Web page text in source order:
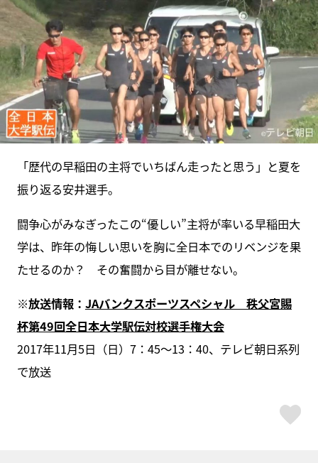
「歴代の早稲田の主将でいちばん走ったと思う」と夏を
振り返る安井選手。
闘争心がみなぎったこの“優しい”主将が率いる早稲田大
学は、昨年の悔しい思いを胸に全日本でのリベンジを果
たせるのか？ その奮闘から目が離せない。
※放送情報： JAバンクスポーツスペシャル 秩父宮賜
杯第49回全日本大学駅伝対校選手権大会
2017年11月5日（日）7：45～13：40、テレビ朝日系列
で放送